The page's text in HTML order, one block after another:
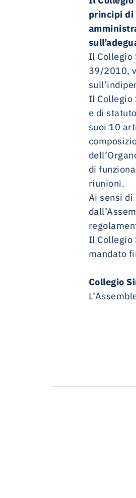
management team
u-space: lo spazio aereo dei
performance e reportistica
etica e compliance
documenti societari
Affidamento Incarichi Legali
calendario fotografico 2026
Communication Policy
Social Media Policy
principi di
Il Collegio
39/2010,
Il Collegio
e di
suoi 10
di
riunioni.
Ai sensi di
Il Collegio
mandato
Collegio